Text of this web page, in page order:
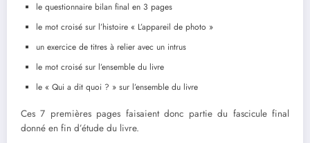
le questionnaire bilan final en 3 pages
le mot croisé sur l’histoire « L’appareil de photo »
un exercice de titres à relier avec un intrus
le mot croisé sur l’ensemble du livre
le « Qui a dit quoi ? » sur l’ensemble du livre
Ces 7 premières pages faisaient donc partie du fascicule final
donné en fin d’étude du livre.